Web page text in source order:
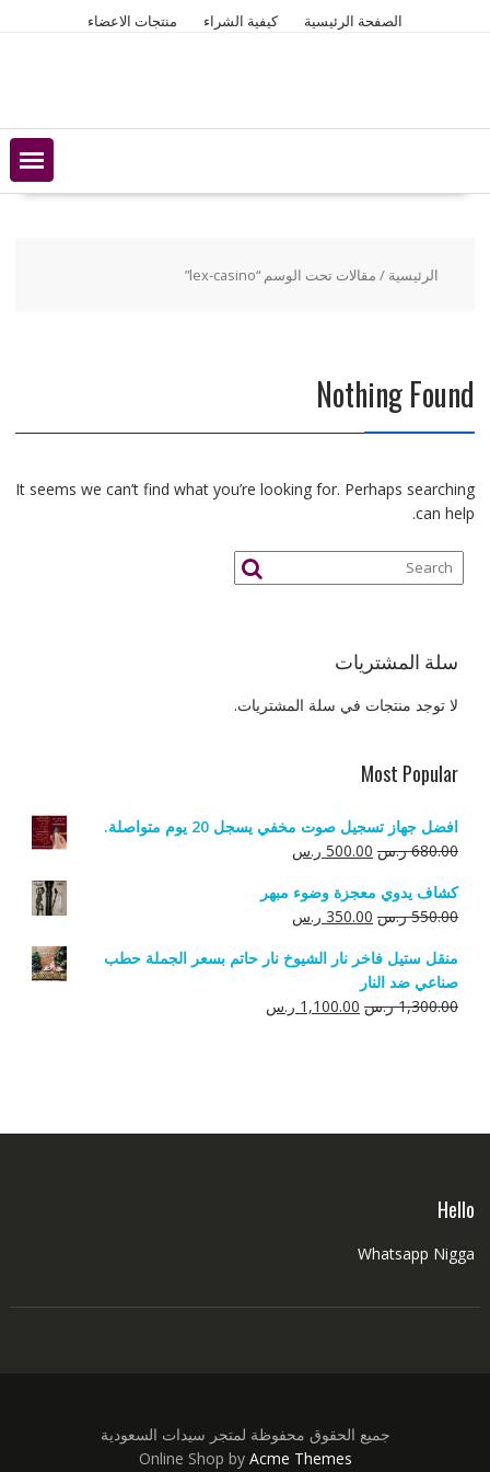
الصفحة الرئيسية كيفية الشراء منتجات الاعضاء
الرئيسية / مقالات تحت الوسم “lex-casino”
Nothing Found
It seems we can’t find what you’re looking for. Perhaps searching
can help.
سلة المشتريات
لا توجد منتجات في سلة المشتريات.
Most Popular
افضل جهاز تسجيل صوت مخفي يسجل 20 يوم متواصلة.
680.00 ر.س السعر
هو:
680.00 ر.س.
500.00 ر.سالسعر
هو:
500.00 ر.س.
كشاف يدوي معجزة وضوء مبهر
550.00 ر.س السعر
هو:
550.00 ر.س.
350.00 ر.سالسعر
هو:
منقل ستيل فاخر نار الشيوخ نار حاتم بسعر الجملة حطب
صناعي ضد النار
1,300.00 ر.س السعر
1,100.00 ر.سالسعر
Hello
Whatsapp Nigga
جميع الحقوق محفوظة لمتجر سيدات السعودية
Online Shop by Acme Themes